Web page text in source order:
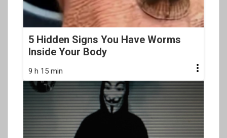
5 Hidden Signs You Have Worms
Inside Your Body
9 h 15 min